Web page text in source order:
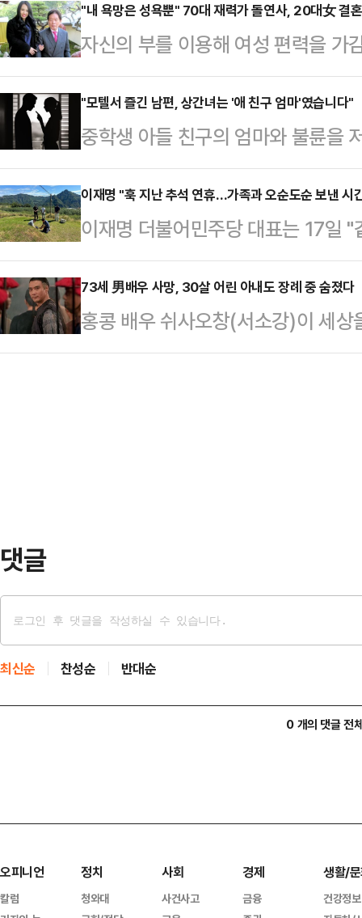
강력하게 대응하면서 목소리를 높
먹으며 한 총리와 20년 인연을 이
던 한 총리가 요즘 대통령이 싸우라
로 반항을 하고 있다"고 평가하기
지난달 29일 '국정브리핑 및 기자
문에 당분간은 한…
"내 욕망은 성욕뿐" 70대 재력가 돌연사, 20대女 결
자신의 부를 이용해 여성 편력을 가
안'이라 칭한 70대 사업가의 사망
인으로 지목된 전 부인은 혐의를
지난 2018년 5월 급성 각성제 중독
77세) 살인 혐의를 받는 전처 스도
다.검찰은 스도가 각성제를 사용해
망 약 2개월 전부터 인터넷에 '완전
를…
"모텔서 즐긴 남편, 상간녀는 '애 친구 엄마'였습니다"
중학생 아들 친구의 엄마와 불륜을
만행이 아내에 의해 알려졌다.5일
신의 아내인 50대 여성 B씨를 허위
학생 아들 친구의 엄마 C씨에 대한
다는 이유에서다.사건은 A씨가 음
내 B씨 명의로 대출받아 음식점을
켰고, 그만큼 직원도 더 채용했다.
이들은 불륜 …
이재명 "훅 지난 추석 연휴…가족과 오순도순 보낸 시
이재명 더불어민주당 대표는 17일
얼마나 귀한지 절감하는 존재가 가
당일인 이날 자신의 페이스북 계정
같이 밝혔다.그는 "명절을 맞아 성
니, 아버지 산소를 보니 생전에 투
73세 男배우 사망, 30살 어린 아내도 장례 중 숨졌다
홍콩 배우 쉬사오창(서소강)이 세
이나타임즈 등 외신에 따르면 쉬사
댓글
최신순 찬성순 반대순
0 개의 댓글 전
오피니언
칼럼
정치
청와대
사회
사건사고
경제
금융
생활/
건강정보